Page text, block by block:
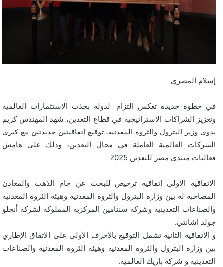
إسلام المصري
في خطوة جديدة تعكس التزام الدولة بجذب الاستثمارات العالمية
وتعزيز الشراكات الاستراتيجية في قطاع التعدين، شهد المهندس كريم
بدوي وزير البترول والثروة المعدنية، توقيع اتفاقيتين جديدتين مع كبرى
الشركات العالمية العاملة في مجال التعدين، وذلك على هامش
فعاليات منتدى مصر للتعدين 2025
الاتفاقية الاولى اتفاقية ترخيص للبحث عن خام الذهب والمعادن
المصاحبة له بين وزاره البترول والثروة المعدنية وهيئة الثروة المعدنية
والصناعات التعدينية وشركة سنتامين المركزية المملوكة لشركة أنجلو
جولد اشانتي.
و الاتفاقية الثانية تشمل التوقيع بالأحرف الأولى على الاتفاق الإطاري
بين وزارة البترول والثروة المعدنيه وهيئة الثروة المعدنية والصناعات
التعدينية و شركة باريك العالمية.